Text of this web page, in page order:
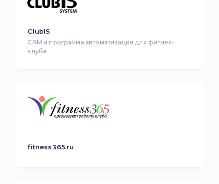
ClubIS
CRM и программа автоматизации для фитнес-
клуба
fitness365.ru